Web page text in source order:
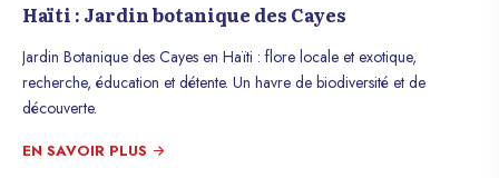
Haïti : Jardin botanique des Cayes
Jardin Botanique des Cayes en Haïti : flore locale et exotique,
recherche, éducation et détente. Un havre de biodiversité et de
découverte.
EN SAVOIR PLUS